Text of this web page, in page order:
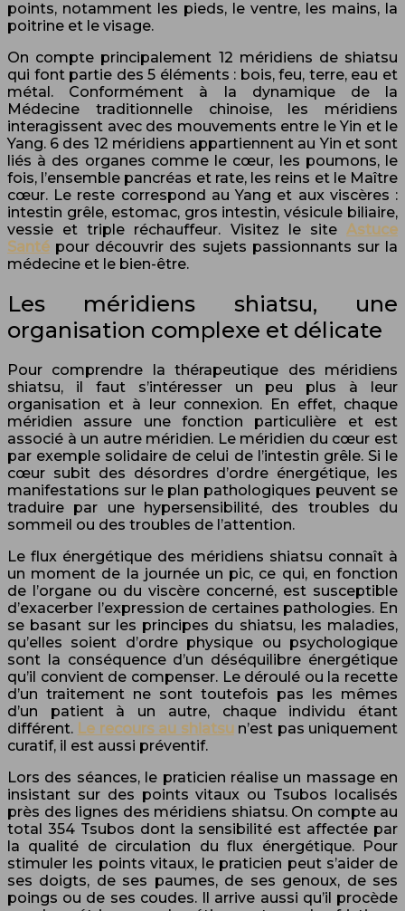
points, notamment les pieds, le ventre, les mains, la
poitrine et le visage.
On compte principalement 12 méridiens de shiatsu
qui font partie des 5 éléments : bois, feu, terre, eau et
métal. Conformément à la dynamique de la
Médecine traditionnelle chinoise, les méridiens
interagissent avec des mouvements entre le Yin et le
Yang. 6 des 12 méridiens appartiennent au Yin et sont
liés à des organes comme le cœur, les poumons, le
fois, l’ensemble pancréas et rate, les reins et le Maître
cœur. Le reste correspond au Yang et aux viscères :
intestin grêle, estomac, gros intestin, vésicule biliaire,
vessie et triple réchauffeur. Visitez le site Astuce
Santé pour découvrir des sujets passionnants sur la
médecine et le bien-être.
Les méridiens shiatsu, une
organisation complexe et délicate
Pour comprendre la thérapeutique des méridiens
shiatsu, il faut s’intéresser un peu plus à leur
organisation et à leur connexion. En effet, chaque
méridien assure une fonction particulière et est
associé à un autre méridien. Le méridien du cœur est
par exemple solidaire de celui de l’intestin grêle. Si le
cœur subit des désordres d’ordre énergétique, les
manifestations sur le plan pathologiques peuvent se
traduire par une hypersensibilité, des troubles du
sommeil ou des troubles de l’attention.
Le flux énergétique des méridiens shiatsu connaît à
un moment de la journée un pic, ce qui, en fonction
de l’organe ou du viscère concerné, est susceptible
d’exacerber l’expression de certaines pathologies. En
se basant sur les principes du shiatsu, les maladies,
qu’elles soient d’ordre physique ou psychologique
sont la conséquence d’un déséquilibre énergétique
qu’il convient de compenser. Le déroulé ou la recette
d’un traitement ne sont toutefois pas les mêmes
d’un patient à un autre, chaque individu étant
différent. Le recours au shiatsun’est pas uniquement
curatif, il est aussi préventif.
Lors des séances, le praticien réalise un massage en
insistant sur des points vitaux ou Tsubos localisés
près des lignes des méridiens shiatsu. On compte au
total 354 Tsubos dont la sensibilité est affectée par
la qualité de circulation du flux énergétique. Pour
stimuler les points vitaux, le praticien peut s’aider de
ses doigts, de ses paumes, de ses genoux, de ses
poings ou de ses coudes. Il arrive aussi qu’il procède